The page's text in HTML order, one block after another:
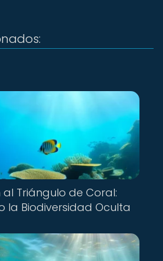
al Triángulo de Coral:
la Biodiversidad Oculta